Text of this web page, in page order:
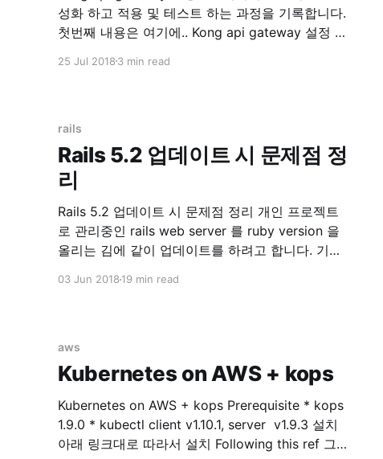
성화 하고 적용 및 테스트 하는 과정을 기록합니다.
첫번째 내용은 여기에.. Kong api gateway 설정 - 1
auth 이제 인증 플러그인을 활성화 시켜보겠습니
Management
25 Jul 2018 3 min read
rails
Rails 5.2 업데이트 시 문제점 정
리
Rails 5.2 업데이트 시 문제점 정리 개인 프로젝트
로 관리중인 rails web server 를 ruby version 을
올리는 김에 같이 업데이트를 하려고 합니다. 기존
03 Jun 2018 19 min read
aws
Kubernetes on AWS + kops
Kubernetes on AWS + kops Prerequisite * kops
1.9.0 * kubectl client v1.10.1, server v1.9.3 설치
아래 링크대로 따라서 설치 Following this ref 그리